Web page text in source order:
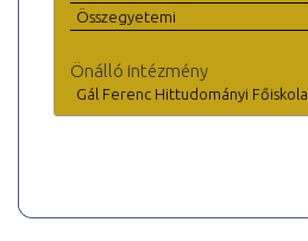
Összegyetemi
Önálló intézmény
Gál Ferenc Hittudományi Főiskola